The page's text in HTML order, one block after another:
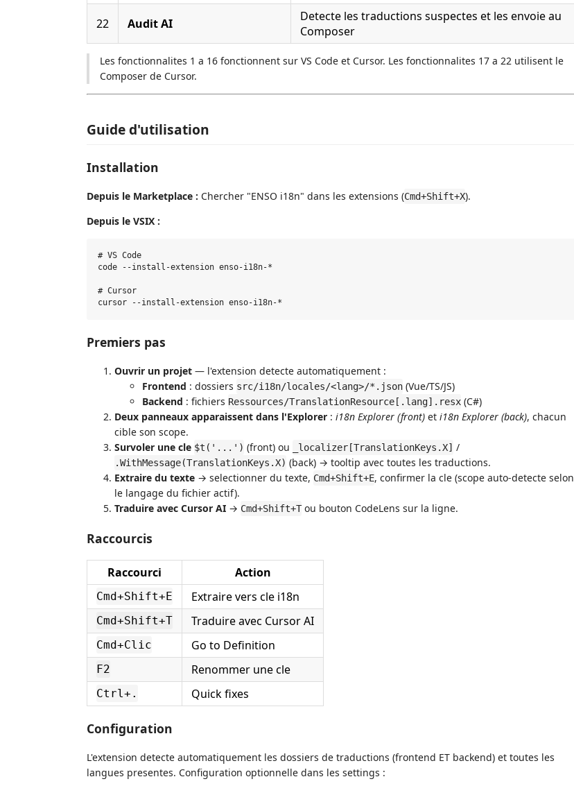
22 Audit AI
Detecte les traductions suspectes et les envoie au
Composer
Les fonctionnalites 1 a 16 fonctionnent sur VS Code et Cursor. Les fonctionnalites 17 a 22 utilisent le
Composer de Cursor.
Guide d'utilisation
Installation
Depuis le Marketplace : Chercher "ENSO i18n" dans les extensions (Cmd+Shift+X).
Depuis le VSIX :
# VS Code
code --install-extension enso-i18n-*
# Cursor
Premiers pas
Ouvrir un projet — l'extension detecte automatiquement :
Frontend : dossiers src/i18n/locales/<lang>/*.json (Vue/TS/JS)
Backend : fichiers Ressources/TranslationResource[.lang].resx (C#)
Deux panneaux apparaissent dans l'Explorer : i18n Explorer (front) et i18n Explorer (back), chacun
cible son scope.
Survoler une cle $t('...') (front) ou _localizer[TranslationKeys.X] /
.WithMessage(TranslationKeys.X) (back) → tooltip avec toutes les traductions.
Extraire du texte → selectionner du texte, Cmd+Shift+E, confirmer la cle (scope auto-detecte selon
le langage du fichier actif).
Traduire avec Cursor AI → Cmd+Shift+Tou bouton CodeLens sur la ligne.
Raccourcis
Raccourci Action
Cmd+Shift+E Extraire vers cle i18n
Cmd+Shift+T Traduire avec Cursor AI
Cmd+Clic Go to Definition
F2 Renommer une cle
Ctrl+. Quick fixes
Configuration
L'extension detecte automatiquement les dossiers de traductions (frontend ET backend) et toutes les
langues presentes. Configuration optionnelle dans les settings :